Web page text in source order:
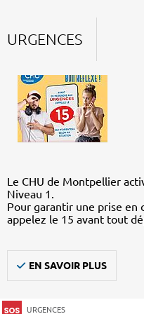
URGENCES
Le CHU de Montpellier
Niveau 1.
Pour garantir une prise en
appelez le 15 avant tout
EN SAVOIR PLUS
URGENCES